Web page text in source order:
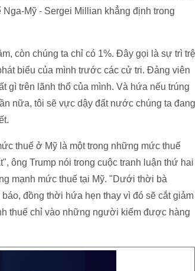
Mỹ - Sergei Millian khẳng định trong
còn chúng ta chỉ có 1%. Đây gọi là sự trì trệ
biểu của mình trước các cử tri. Đảng viên
gì trên lãnh thổ của mình. Và hứa nếu trúng
nữa, tôi sẽ vực dậy đất nước chúng ta đang
thuế ở Mỹ là một trong những mức thuế
ông Trump nói trong cuộc tranh luận thứ hai
mạnh mức thuế tại Mỹ. "Dưới thời bà
đồng thời hứa hẹn thay vì đó sẽ cắt giảm
thuế chỉ vào những người kiếm được hàng